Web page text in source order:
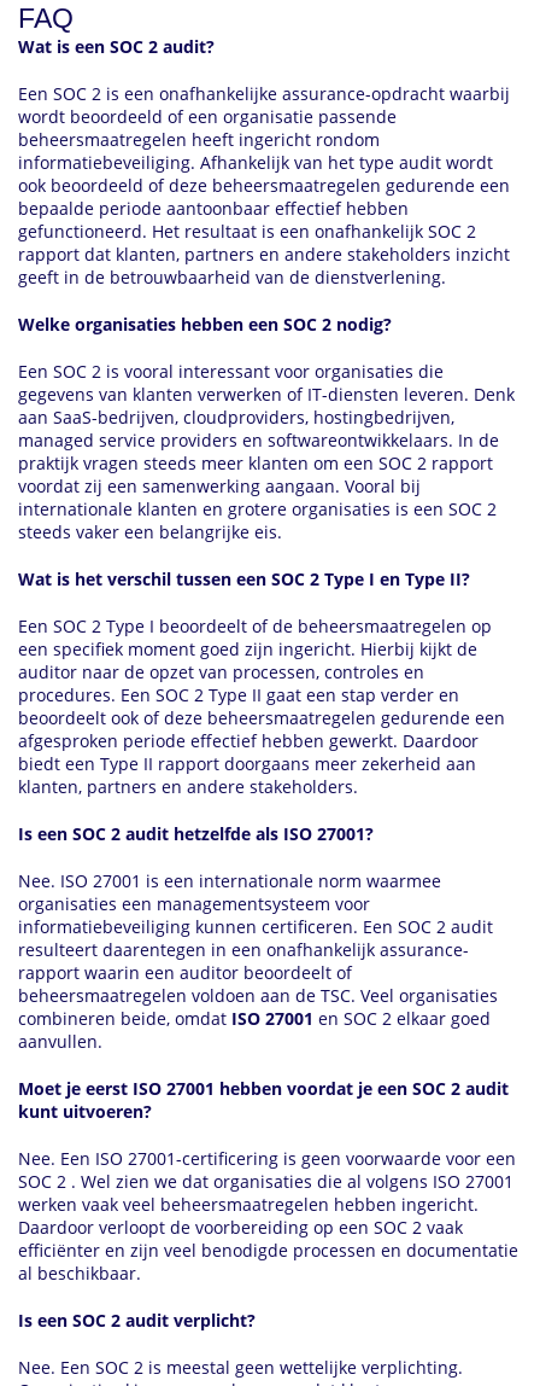
FAQ
Wat is een SOC 2 audit?
Een SOC 2 is een onafhankelijke assurance-opdracht waarbij
wordt beoordeeld of een organisatie passende
beheersmaatregelen heeft ingericht rondom
informatiebeveiliging. Afhankelijk van het type audit wordt
ook beoordeeld of deze beheersmaatregelen gedurende een
bepaalde periode aantoonbaar effectief hebben
gefunctioneerd. Het resultaat is een onafhankelijk SOC 2
rapport dat klanten, partners en andere stakeholders inzicht
geeft in de betrouwbaarheid van de dienstverlening.
Welke organisaties hebben een SOC 2 nodig?
Een SOC 2 is vooral interessant voor organisaties die
gegevens van klanten verwerken of IT-diensten leveren. Denk
aan SaaS-bedrijven, cloudproviders, hostingbedrijven,
managed service providers en softwareontwikkelaars. In de
praktijk vragen steeds meer klanten om een SOC 2 rapport
voordat zij een samenwerking aangaan. Vooral bij
internationale klanten en grotere organisaties is een SOC 2
steeds vaker een belangrijke eis.
Wat is het verschil tussen een SOC 2 Type I en Type II?
Een SOC 2 Type I beoordeelt of de beheersmaatregelen op
een specifiek moment goed zijn ingericht. Hierbij kijkt de
auditor naar de opzet van processen, controles en
procedures. Een SOC 2 Type II gaat een stap verder en
beoordeelt ook of deze beheersmaatregelen gedurende een
afgesproken periode effectief hebben gewerkt. Daardoor
biedt een Type II rapport doorgaans meer zekerheid aan
klanten, partners en andere stakeholders.
Is een SOC 2 audit hetzelfde als ISO 27001?
Nee. ISO 27001 is een internationale norm waarmee
organisaties een managementsysteem voor
informatiebeveiliging kunnen certificeren. Een SOC 2 audit
resulteert daarentegen in een onafhankelijk assurance-
rapport waarin een auditor beoordeelt of
beheersmaatregelen voldoen aan de TSC. Veel organisaties
combineren beide, omdat ISO 27001 en SOC 2 elkaar goed
aanvullen.
Moet je eerst ISO 27001 hebben voordat je een SOC 2 audit
kunt uitvoeren?
Nee. Een ISO 27001-certificering is geen voorwaarde voor een
SOC 2 . Wel zien we dat organisaties die al volgens ISO 27001
werken vaak veel beheersmaatregelen hebben ingericht.
Daardoor verloopt de voorbereiding op een SOC 2 vaak
efficiënter en zijn veel benodigde processen en documentatie
al beschikbaar.
Is een SOC 2 audit verplicht?
Nee. Een SOC 2 is meestal geen wettelijke verplichting.